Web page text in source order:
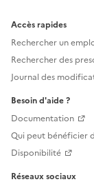
Accès rapides
Rechercher un
Rechercher des
Journal des
Besoin d'aide ?
Documentation
Qui peut bénéficier
Disponibilité
Réseaux sociaux